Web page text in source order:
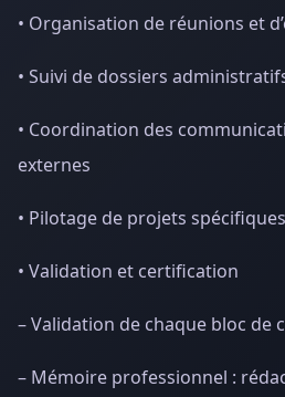
• Organisation de réunions et
• Suivi de dossiers
• Coordination des
externes
• Pilotage de projets spécifiques
• Validation et certification
– Validation de chaque bloc de
– Mémoire professionnel :